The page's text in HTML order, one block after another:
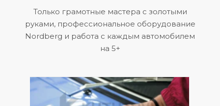
Только грамотные мастера с золотыми
руками, профессиональное оборудование
Nordberg и работа с каждым автомобилем
на 5+